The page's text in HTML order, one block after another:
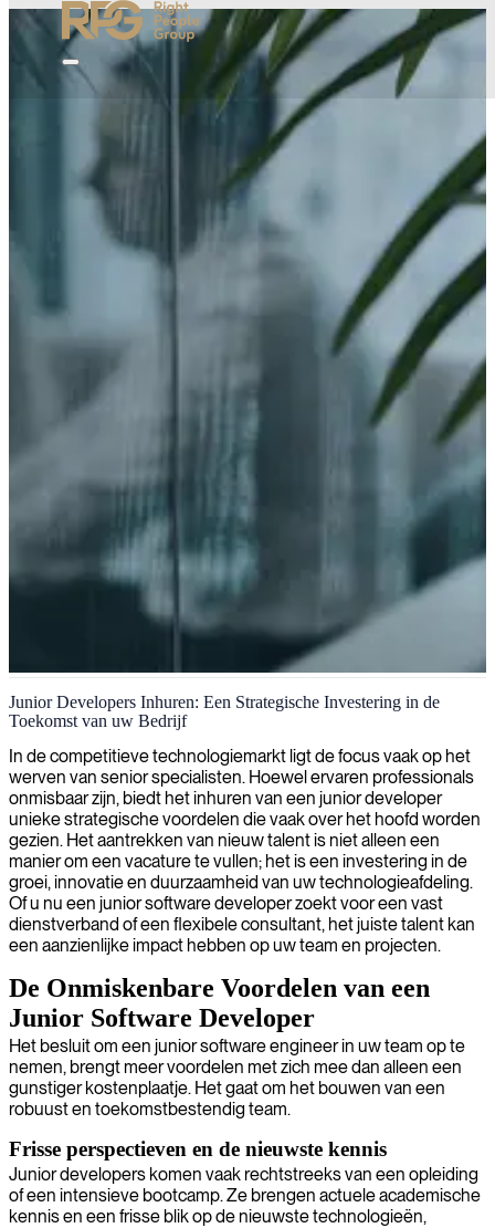
Junior softwareontwikkeling
Wij leveren bekwame junior ontwikkelaars om uw
softwareprojecten te ondersteunen met vers talent en innovatieve
ideeën, waardoor u uw team efficiënt kunt uitbreiden terwijl de
kosten beheersbaar blijven.
Junior Developers Inhuren: Een Strategische Investering in de
Toekomst van uw Bedrijf
In de competitieve technologiemarkt ligt de focus vaak op het
werven van senior specialisten. Hoewel ervaren professionals
onmisbaar zijn, biedt het inhuren van een junior developer
unieke strategische voordelen die vaak over het hoofd worden
gezien. Het aantrekken van nieuw talent is niet alleen een
manier om een vacature te vullen; het is een investering in de
groei, innovatie en duurzaamheid van uw technologieafdeling.
Of u nu een junior software developer zoekt voor een vast
dienstverband of een flexibele consultant, het juiste talent kan
een aanzienlijke impact hebben op uw team en projecten.
De Onmiskenbare Voordelen van een
Junior Software Developer
Het besluit om een junior software engineer in uw team op te
nemen, brengt meer voordelen met zich mee dan alleen een
gunstiger kostenplaatje. Het gaat om het bouwen van een
robuust en toekomstbestendig team.
Frisse perspectieven en de nieuwste kennis
Junior developers komen vaak rechtstreeks van een opleiding
of een intensieve bootcamp. Ze brengen actuele academische
kennis en een frisse blik op de nieuwste technologieën,